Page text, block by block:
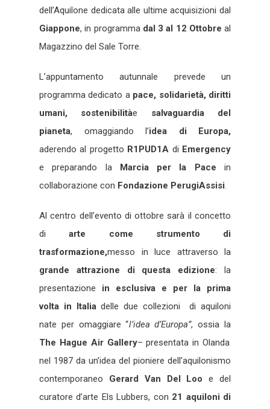
dell’Aquilone dedicata alle ultime acquisizioni dal
Giappone, in programma dal 3 al 12 Ottobre al
Magazzino del Sale Torre.
L’appuntamento autunnale prevede un
programma dedicato a pace, solidarietà, diritti
umani, sostenibilitàe salvaguardia del
pianeta, omaggiando l’idea di Europa,
aderendo al progetto R1PUD1A di Emergency
e preparando la Marcia per la Pace in
collaborazione con Fondazione PerugiAssisi.
Al centro dell’evento di ottobre sarà il concetto
diarte come strumento di
trasformazione,messo in luce attraverso la
grande attrazione di questa edizione: la
presentazione in esclusiva e per la prima
volta in Italiadelle due collezioni di aquiloni
nate per omaggiare “l’idea d’Europa”, ossia la
The Hague Air Gallery– presentata in Olanda
nel 1987 da un’idea del pioniere dell’aquilonismo
contemporaneo Gerard Van Del Loo e del
curatore d’arte Els Lubbers, con 21 aquiloni di